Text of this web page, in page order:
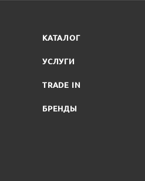
КАТАЛОГ
УСЛУГИ
TRADE IN
БРЕНДЫ